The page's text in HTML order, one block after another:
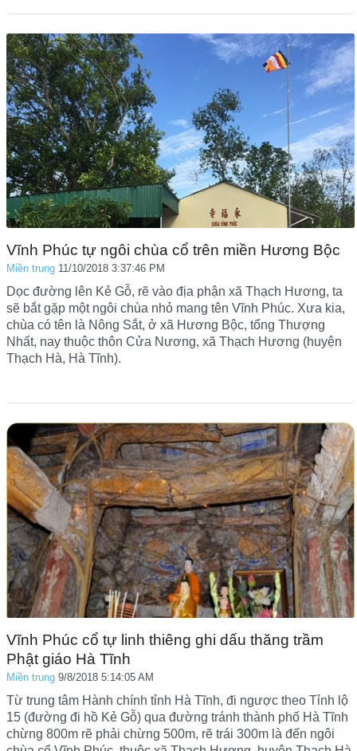
Vĩnh Phúc tự ngôi chùa cổ trên miền Hương Bộc
Miền trung 11/10/2018 3:37:46 PM
Dọc đường lên Kẻ Gỗ, rẽ vào địa phận xã Thạch Hương, ta
sẽ bắt gặp một ngôi chùa nhỏ mang tên Vĩnh Phúc. Xưa kia,
chùa có tên là Nông Sắt, ở xã Hương Bộc, tổng Thượng
Nhất, nay thuộc thôn Cửa Nương, xã Thạch Hương (huyện
Thạch Hà, Hà Tĩnh).
Vĩnh Phúc cổ tự linh thiêng ghi dấu thăng trầm
Phật giáo Hà Tĩnh
Miền trung 9/8/2018 5:14:05 AM
Từ trung tâm Hành chính tỉnh Hà Tĩnh, đi ngược theo Tỉnh lộ
15 (đường đi hồ Kẻ Gỗ) qua đường tránh thành phố Hà Tĩnh
chừng 800m rẽ phải chừng 500m, rẽ trái 300m là đến ngôi